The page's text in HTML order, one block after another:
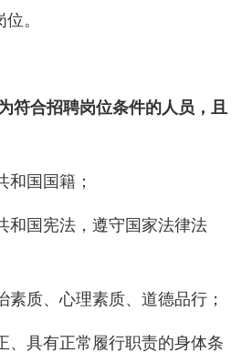
。
符合招聘岗位条件的人员，且
和国国籍；
和国宪法，遵守国家法律法
素质、心理素质、道德品行；
、具有正常履行职责的身体条